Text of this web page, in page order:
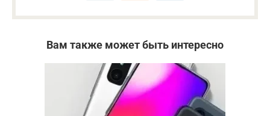
Вам также может быть интересно